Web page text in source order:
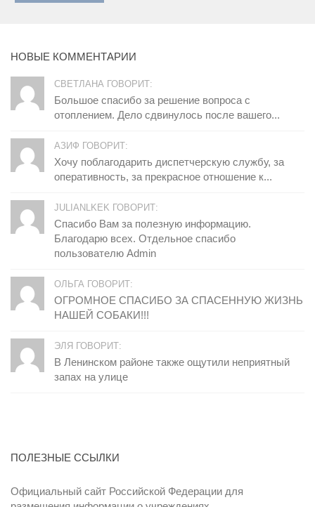
НОВЫЕ КОММЕНТАРИИ
СВЕТЛАНА ГОВОРИТ:
Большое спасибо за решение вопроса с
отоплением. Дело сдвинулось после вашего...
АЗИФ ГОВОРИТ:
Хочу поблагодарить диспетчерскую службу, за
оперативность, за прекрасное отношение к...
JULIANLKEK ГОВОРИТ:
Спасибо Вам за полезную информацию.
Благодарю всех. Отдельное спасибо
пользователю Admin
ОЛЬГА ГОВОРИТ:
ОГРОМНОЕ СПАСИБО ЗА СПАСЕННУЮ ЖИЗНЬ
НАШЕЙ СОБАКИ!!!
ЭЛЯ ГОВОРИТ:
В Ленинском районе также ощутили неприятный
запах на улице
ПОЛЕЗНЫЕ ССЫЛКИ
Официальный сайт Российской Федерации для